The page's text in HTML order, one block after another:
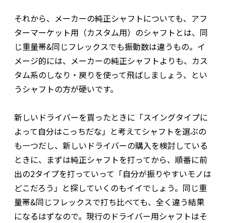
それから、メーカーの純正シャフトについても、アフ
ターマーケット用（カスタム用）のシャフトとは、同
じ重量帯&同じフレックスでも振動数は違うもの。イ
メージ的には、メーカーの純正シャフトよりも、カス
タム系のしなり・戻りを使って飛ばしましょう、とい
うシャフトの方が硬いです。
新しいドライバーを買ったときに「スイングタイプに
よって自分はこっちだな」と考えてシャフトを選ぶの
も一つだし、新しいドライバーの購入を検討している
ときに、まずは純正シャフトを打ってから、順番に前
出の2タイプを打っていって「自分が振りやすいモノは
どこだろう」と探していくのもイイでしょう。同じ重
量帯&同じフレックスで打ち比べても、全く違う結果
になるはずなので。現行のドライバー用シャフトはそ